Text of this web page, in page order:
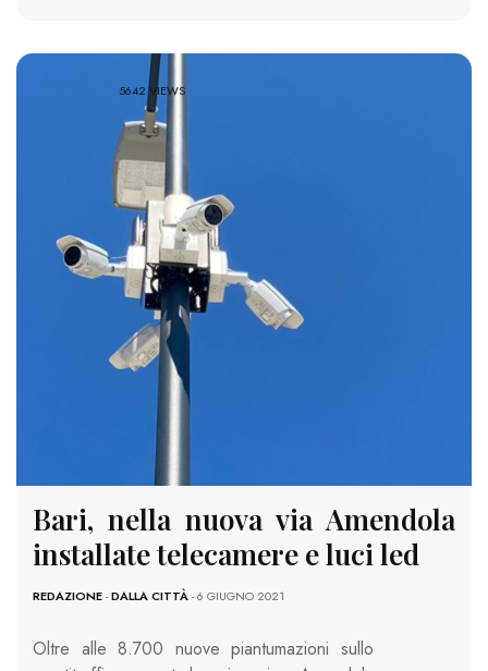
5642 VIEWS
Bari, nella nuova via Amendola
installate telecamere e luci led
REDAZIONE-DALLA CITTÀ- 6 GIUGNO 2021
Oltre alle 8.700 nuove piantumazioni sullo